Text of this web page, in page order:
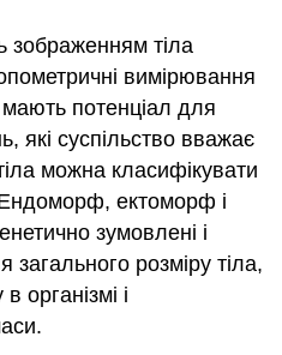
зображенням тіла
вимірювання
потенціал для
які суспільство вважає
можна класифікувати
Ендоморф, ектоморф і
зумовлені і
розміру тіла,
організмі і